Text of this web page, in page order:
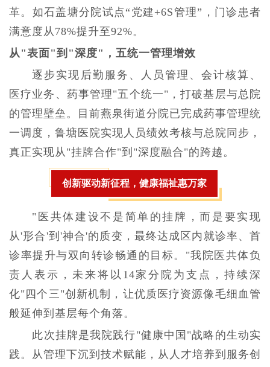
革。如石盖塘分院试点“党建+6S管理”，门诊患者
满意度从78%提升至92%。
从"表面"到"深度"，五统一管理增效
逐步实现后勤服务、人员管理、会计核算、
医疗业务、药事管理"五个统一"，打破基层与总院
的管理壁垒。目前燕泉街道分院已完成药事管理统
一调度，鲁塘医院实现人员绩效考核与总院同步，
真正实现从"挂牌合作"到"深度融合"的跨越。
创新驱动新征程，健康福祉惠万家
"医共体建设不是简单的挂牌，而是要实现
从'形合'到'神合'的质变，最终达成区内就诊率、首
诊率提升与双向转诊畅通的目标。"我院医共体负
责人表示，未来将以14家分院为支点，持续深
化"四个三"创新机制，让优质医疗资源像毛细血管
般延伸到基层每个角落。
此次挂牌是我院践行"健康中国"战略的生动实
践。从管理下沉到技术赋能，从人才培养到服务创